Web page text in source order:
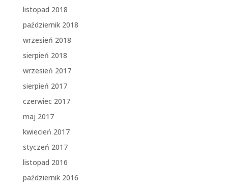
listopad 2018
październik 2018
wrzesień 2018
sierpień 2018
wrzesień 2017
sierpień 2017
czerwiec 2017
maj 2017
kwiecień 2017
styczeń 2017
listopad 2016
październik 2016